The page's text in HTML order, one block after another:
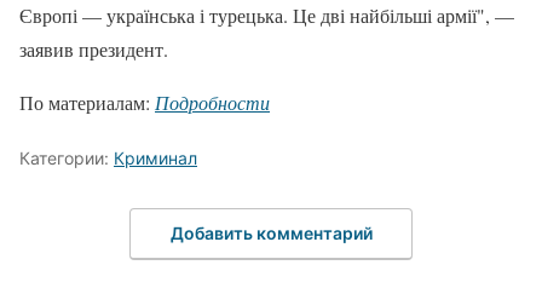
Європі — українська і турецька. Це дві найбільші армії", —
заявив президент.
По материалам: Подробности
Категории: Криминал
Добавить комментарий